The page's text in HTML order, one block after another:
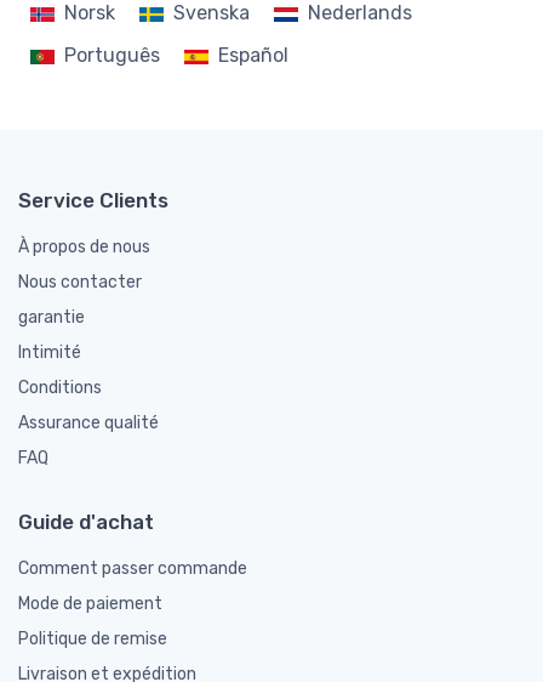
Norsk
Svenska
Nederlands
Português
Español
Service Clients
À propos de nous
Nous contacter
garantie
Intimité
Conditions
Assurance qualité
FAQ
Guide d'achat
Comment passer commande
Mode de paiement
Politique de remise
Livraison et expédition